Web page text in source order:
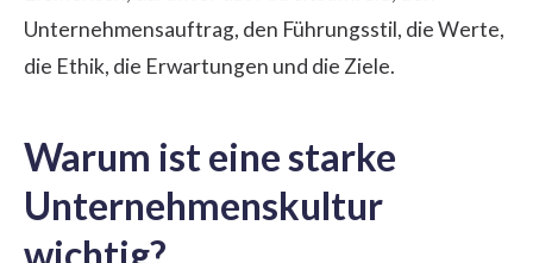
Unternehmensauftrag, den Führungsstil, die Werte,
die Ethik, die Erwartungen und die Ziele.
Warum ist eine starke
Unternehmenskultur